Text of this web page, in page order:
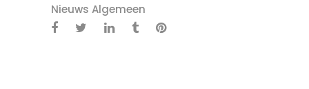
Nieuws Algemeen